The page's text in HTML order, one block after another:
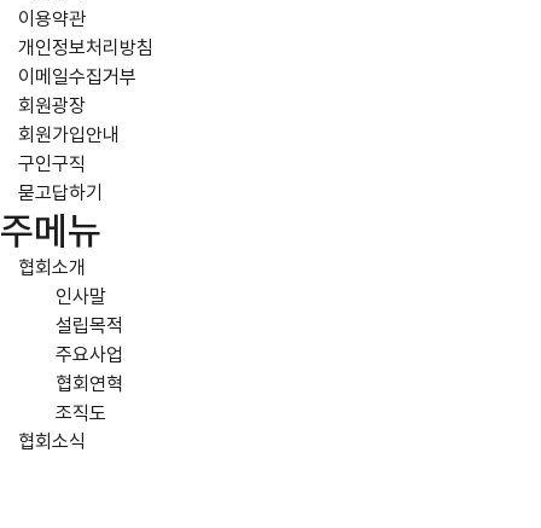
이용약관
개인정보처리방침
이메일수집거부
회원광장
회원가입안내
구인구직
묻고답하기
주메뉴
협회소개
인사말
설립목적
주요사업
협회연혁
조직도
협회소식